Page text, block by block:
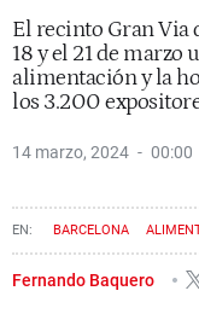
El recinto Gran Via
18 y el 21 de marzo
alimentación y la
los 3.200
14 marzo, 2024 00:00
BARCELONA
FIRA DE BARCELONA
Fernando Baquero